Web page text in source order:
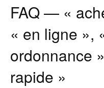
FAQ — «
« en ligne »,
ordonnance
rapide »